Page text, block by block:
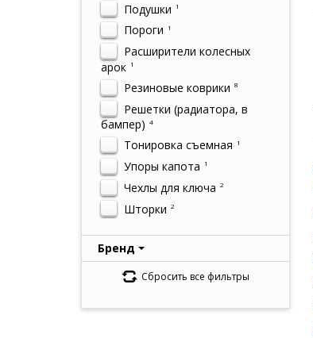
Подушки 1
Пороги 1
Расширители колесных
арок 1
Резиновые коврики 8
Решетки (радиатора, в
бампер) 4
Тонировка съемная 1
Упоры капота 1
Чехлы для ключа 2
Шторки 2
Бренд
Сбросить все фильтры